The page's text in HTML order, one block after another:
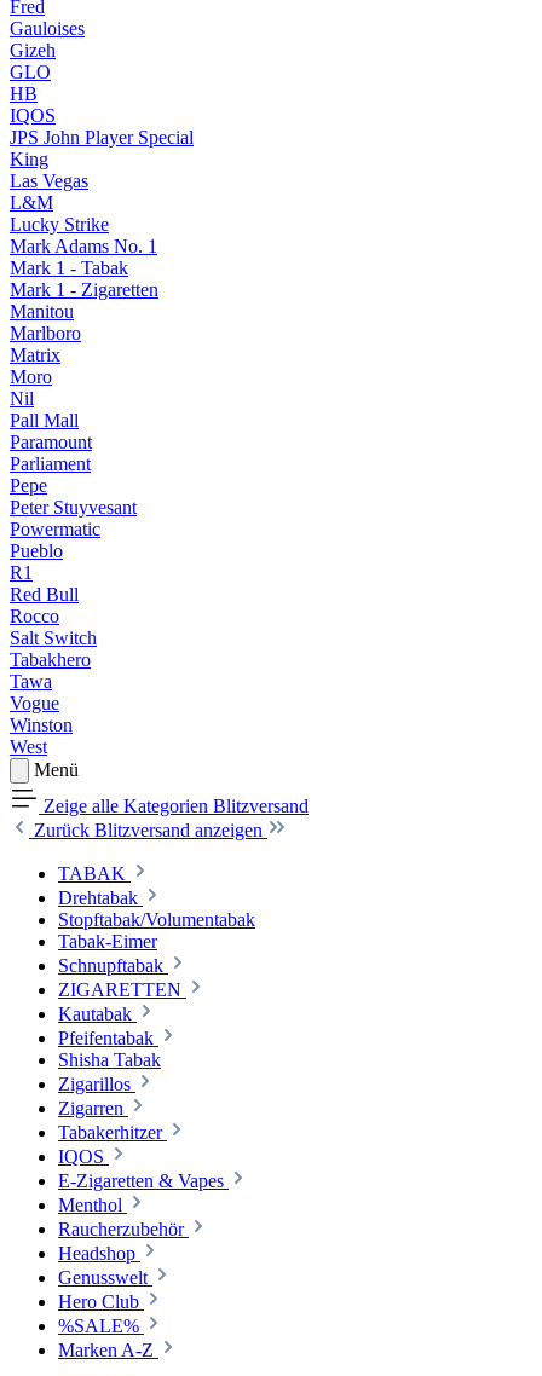
Fred
Gauloises
Gizeh
GLO
HB
IQOS
JPS John Player Special
King
Las Vegas
L&M
Lucky Strike
Mark Adams No. 1
Mark 1 - Tabak
Mark 1 - Zigaretten
Manitou
Marlboro
Matrix
Moro
Nil
Pall Mall
Paramount
Parliament
Pepe
Peter Stuyvesant
Powermatic
Pueblo
R1
Red Bull
Rocco
Salt Switch
Tabakhero
Tawa
Vogue
Winston
West
Menü
Zeige alle Kategorien Blitzversand
Zurück Blitzversand anzeigen
TABAK
Drehtabak
Stopftabak/Volumentabak
Tabak-Eimer
Schnupftabak
ZIGARETTEN
Kautabak
Pfeifentabak
Shisha Tabak
Zigarillos
Zigarren
Tabakerhitzer
IQOS
E-Zigaretten & Vapes
Menthol
Raucherzubehör
Headshop
Genusswelt
Hero Club
%SALE%
Marken A-Z